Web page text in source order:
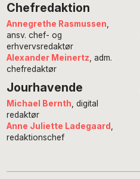
Chefredaktion
Annegrethe Rasmussen
ansv. chef- og
erhvervsredaktør
Alexander Meinertz , adm.
chefredaktør
Jourhavende
Michael Bernth , digital
redaktør
Anne Juliette Ladegaard
redaktionschef